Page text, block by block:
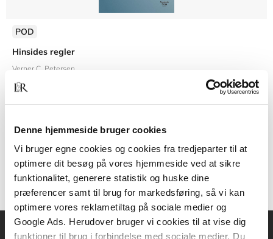
Denne hjemmeside bruger cookies
Vi bruger egne cookies og cookies fra tredjeparter til at
optimere dit besøg på vores hjemmeside ved at sikre
funktionalitet, generere statistik og huske dine
præferencer samt til brug for markedsføring, så vi kan
optimere vores reklametiltag på sociale medier og
Google Ads. Herudover bruger vi cookies til at vise dig
funktioner til brug i forbindelse med sociale medier. Du
POD
Hinsides regler
Verner C. Petersen
399,95 KR.